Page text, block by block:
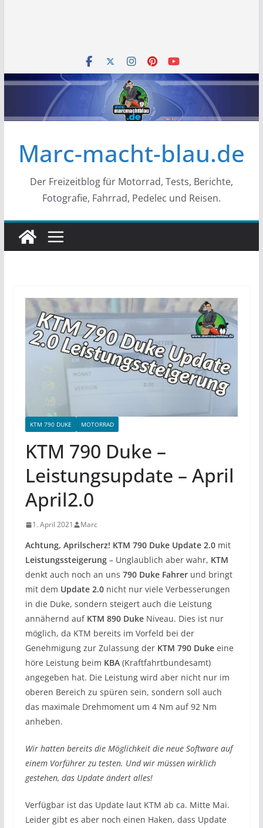
Marc-macht-blau.de
Der Freizeitblog für Motorrad, Tests, Berichte,
Fotografie, Fahrrad, Pedelec und Reisen.
KTM 790 DUKE MOTORRAD
KTM 790 Duke –
Leistungsupdate – April
April2.0
1. April 2021 Marc
Achtung, Aprilscherz! KTM 790 Duke Update 2.0mit
Leistungssteigerung– Unglaublich aber wahr, KTM
denkt auch noch an uns 790 Duke Fahrerund bringt
mit dem Update 2.0nicht nur viele Verbesserungen
in die Duke, sondern steigert auch die Leistung
annähernd auf KTM 890 DukeNiveau. Dies ist nur
möglich, da KTM bereits im Vorfeld bei der
Genehmigung zur Zulassung der KTM 790 Dukeeine
höre Leistung beim KBA(Kraftfahrtbundesamt)
angegeben hat. Die Leistung wird aber nicht nur im
oberen Bereich zu spüren sein, sondern soll auch
das maximale Drehmoment um 4 Nm auf 92 Nm
anheben.
Wir hatten bereits die Möglichkeit die neue Software auf
einem Vorführer zu testen. Und wir müssen wirklich
gestehen, das Update ändert alles!
Verfügbar ist das Update laut KTM ab ca. Mitte Mai.
Leider gibt es aber noch einen Haken, dass Update